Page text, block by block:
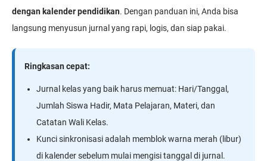
dengan kalender pendidikan. Dengan panduan ini, Anda bisa
langsung menyusun jurnal yang rapi, logis, dan siap pakai.
Ringkasan cepat:
Jurnal kelas yang baik harus memuat: Hari/Tanggal,
Jumlah Siswa Hadir, Mata Pelajaran, Materi, dan
Catatan Wali Kelas.
Kunci sinkronisasi adalah memblok warna merah (libur)
di kalender sebelum mulai mengisi tanggal di jurnal.